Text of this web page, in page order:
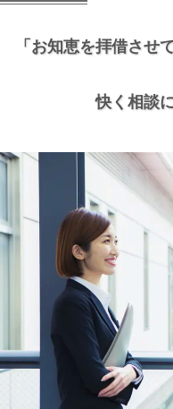
「お知恵を拝借させ
快く相談